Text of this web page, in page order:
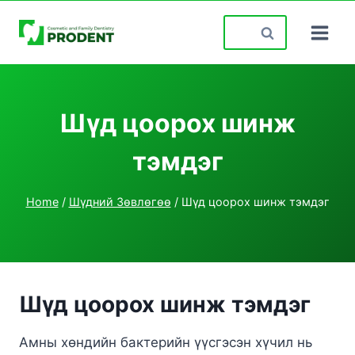
Search
for:
Шүд цоорох шинж
тэмдэг
Home / Шүдний Зөвлөгөө / Шүд цоорох шинж тэмдэг
Шүд цоорох шинж тэмдэг
Амны хөндийн бактерийн үүсгэсэн хүчил нь